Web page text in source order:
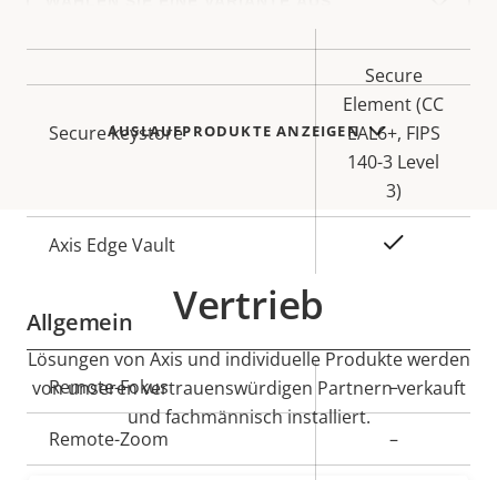
Secure keystore
Secure
Element (CC
EAL6+, FIPS
140-3 Level
3)
Axis Edge Vault
Allgemein
Eigentumsbeschreibung Eigentumswert
Remote-Fokus –
Remote-Zoom –
variant:
AUSLAUFPRODUKTE ANZEIGEN
Vertrieb
Lösungen von Axis und individuelle Produkte werden
von unseren vertrauenswürdigen Partnern verkauft
und fachmännisch installiert.